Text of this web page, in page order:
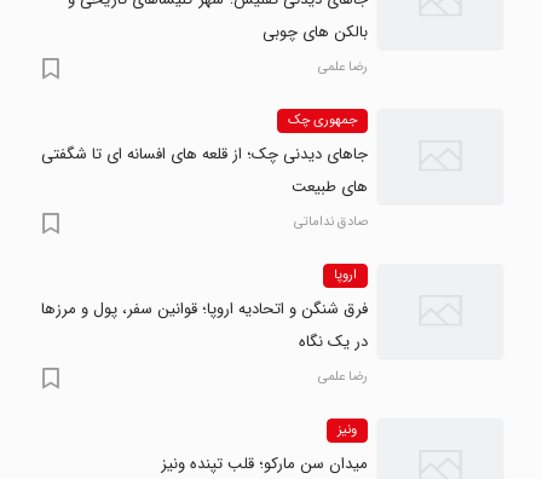
بالکن های چوبی
رضا علمی
جمهوری چک
جاهای دیدنی چک؛ از قلعه های افسانه ای تا شگفتی
های طبیعت
صادق نداماتی
اروپا
فرق شنگن و اتحادیه اروپا؛ قوانین سفر، پول و مرزها
در یک نگاه
رضا علمی
ونیز
میدان سن مارکو؛ قلب تپنده ونیز